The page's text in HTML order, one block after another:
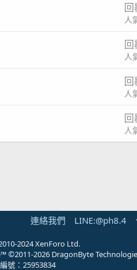
回
人
回
人
回
人
回
人
連絡我們 LINE:@ph8.4
2024 XenForo Ltd.
©2011-2026 DragonByte
號：25953834